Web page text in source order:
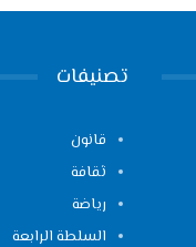
تصنيفات
قانون
ثقافة
رياضة
السلطة الرابعة